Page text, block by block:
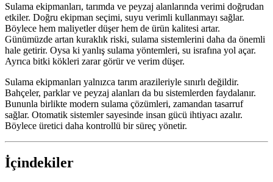
Sulama ekipmanları, tarımda ve peyzaj alanlarında verimi doğrudan
etkiler. Doğru ekipman seçimi, suyu verimli kullanmayı sağlar.
Böylece hem maliyetler düşer hem de ürün kalitesi artar.
Günümüzde artan kuraklık riski, sulama sistemlerini daha da önemli
hale getirir. Oysa ki yanlış sulama yöntemleri, su israfına yol açar.
Ayrıca bitki kökleri zarar görür ve verim düşer.
Sulama ekipmanları yalnızca tarım arazileriyle sınırlı değildir.
Bahçeler, parklar ve peyzaj alanları da bu sistemlerden faydalanır.
Bununla birlikte modern sulama çözümleri, zamandan tasarruf
sağlar. Otomatik sistemler sayesinde insan gücü ihtiyacı azalır.
Böylece üretici daha kontrollü bir süreç yönetir.
İçindekiler